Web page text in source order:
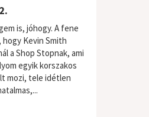
is, jóhogy. A fene
Kevin Smith
a Shop Stopnak, ami
egyik korszakos
mozi, tele idétlen